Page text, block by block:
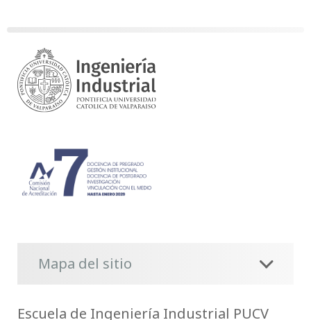
Mapa del sitio
Escuela de Ingeniería Industrial PUCV